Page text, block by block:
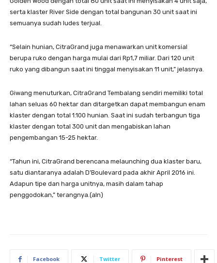
serta klaster River Side dengan total bangunan 30 unit saat ini
semuanya sudah ludes terjual.
“Selain hunian, CitraGrand juga menawarkan unit komersial
berupa ruko dengan harga mulai dari Rp1,7 miliar. Dari 120 unit
ruko yang dibangun saat ini tinggal menyisakan 11 unit,” jelasnya.
Giwang menuturkan, CitraGrand Tembalang sendiri memiliki total
lahan seluas 60 hektar dan ditargetkan dapat membangun enam
klaster dengan total 1.100 hunian. Saat ini sudah terbangun tiga
klaster dengan total 300 unit dan mengabiskan lahan
pengembangan 15-25 hektar.
“Tahun ini, CitraGrand berencana melaunching dua klaster baru,
satu diantaranya adalah D’Boulevard pada akhir April 2016 ini.
Adapun tipe dan harga unitnya, masih dalam tahap
penggodokan,” terangnya.(aln)
Facebook Twitter Pinterest